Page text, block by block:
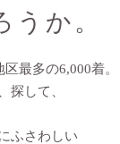
う か 。
最多の6,000着。
探して、
ふさわしい